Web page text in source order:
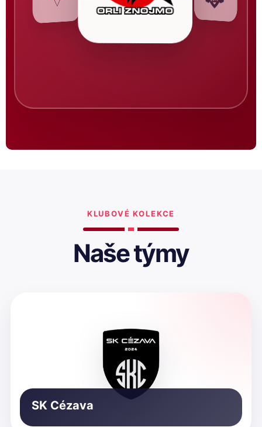
KLUBOVÉ KOLEKCE
Naše týmy
SK Cézava